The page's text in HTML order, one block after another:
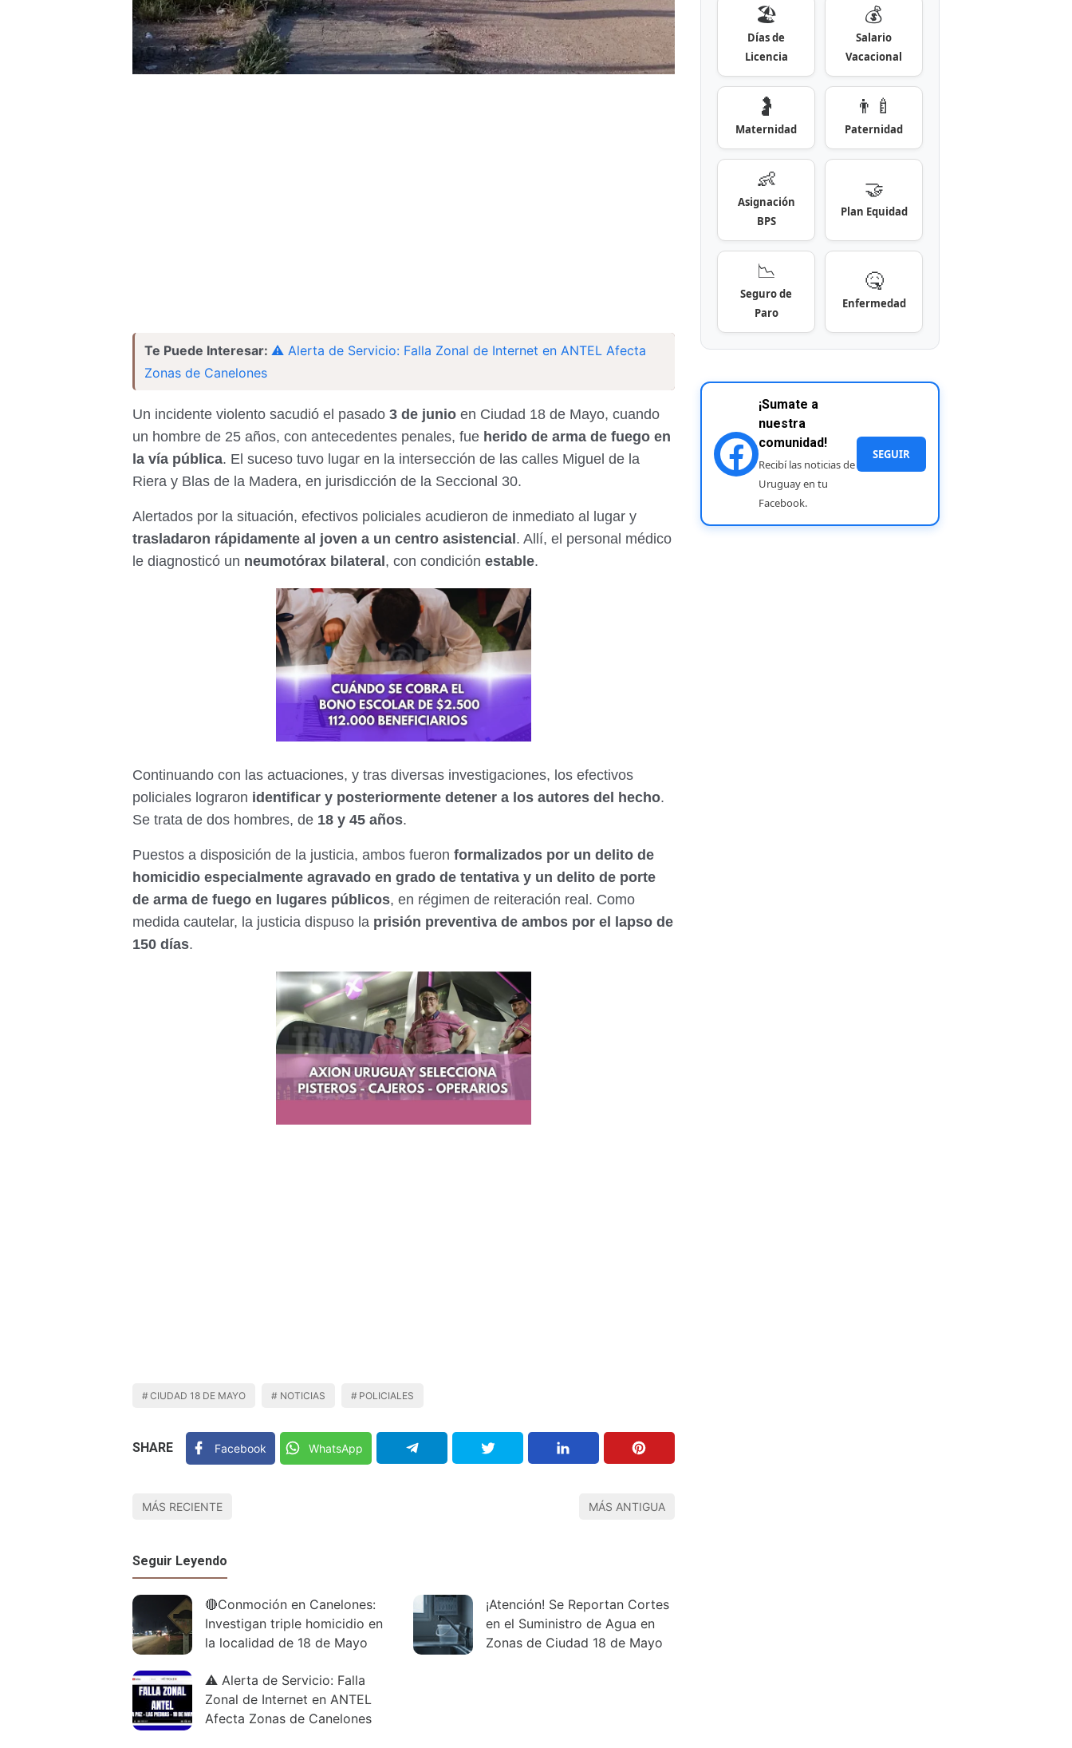
Te Puede Interesar: ⚠️ Alerta de Servicio: Falla Zonal de Internet en ANTEL Afecta
Zonas de Canelones
Un incidente violento sacudió el pasado 3 de junio en Ciudad 18 de Mayo, cuando
un hombre de 25 años, con antecedentes penales, fue herido de arma de fuego en
la vía pública. El suceso tuvo lugar en la intersección de las calles Miguel de la
Riera y Blas de la Madera, en jurisdicción de la Seccional 30.
Alertados por la situación, efectivos policiales acudieron de inmediato al lugar y
trasladaron rápidamente al joven a un centro asistencial . Allí, el personal médico
le diagnosticó un neumotórax bilateral , con condición estable.
Continuando con las actuaciones, y tras diversas investigaciones, los efectivos
policiales lograron identificar y posteriormente detener a los autores del hecho.
Se trata de dos hombres, de 18 y 45 años.
Puestos a disposición de la justicia, ambos fueron formalizados por un delito de
homicidio especialmente agravado en grado de tentativa y un delito de porte
de arma de fuego en lugares públicos, en régimen de reiteración real. Como
medida cautelar, la justicia dispuso la prisión preventiva de ambos por el lapso de
150 días.
CIUDAD 18 DE MAYO NOTICIAS POLICIALES
SHARE Facebook WhatsApp
MÁS RECIENTE MÁS ANTIGUA
Seguir Leyendo
🔴Conmoción en Canelones:
Investigan triple homicidio en
la localidad de 18 de Mayo
¡Atención! Se Reportan Cortes
en el Suministro de Agua en
Zonas de Ciudad 18 de Mayo
⚠️ Alerta de Servicio: Falla
Zonal de Internet en ANTEL
Afecta Zonas de Canelones
🏖️
Días de
Licencia
💰
Salario
Vacacional
🤰
Maternidad
👨‍🍼
Paternidad
👶
Asignación
BPS
🤝
Plan Equidad
📉
Seguro de
Paro
🤒
Enfermedad
¡Sumate a
nuestra
comunidad!
Recibí las noticias de
Uruguay en tu
Facebook.
SEGUIR